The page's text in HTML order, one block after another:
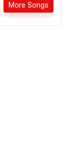
More Songs